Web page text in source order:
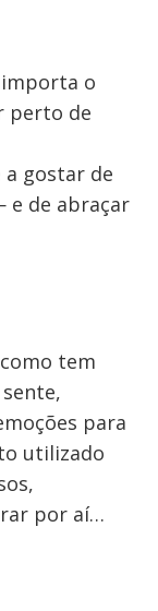
importa o
perto de
gostar de
e de abraçar
tem
para
utilizado
por aí…